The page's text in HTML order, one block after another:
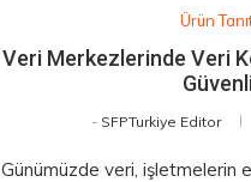
Ürün
Veri Merkezlerinde Veri
- SFPTurkiye Editor
Günümüzde veri, işletmelerin